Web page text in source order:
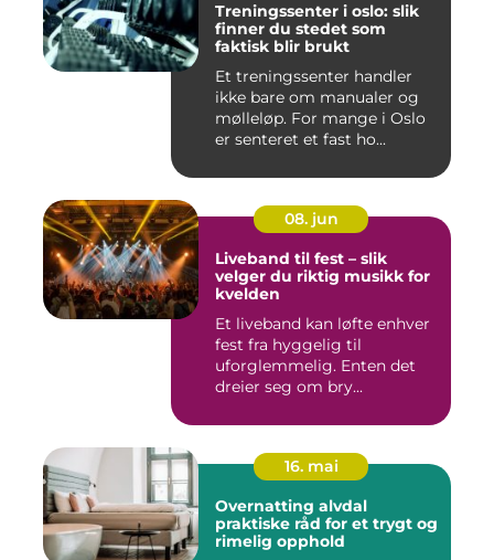
Treningssenter i oslo: slik
finner du stedet som
faktisk blir brukt
Et treningssenter handler
ikke bare om manualer og
mølleløp. For mange i Oslo
er senteret et fast ho...
08. jun
Liveband til fest – slik
velger du riktig musikk for
kvelden
Et liveband kan løfte enhver
fest fra hyggelig til
uforglemmelig. Enten det
dreier seg om bry...
16. mai
Overnatting alvdal
praktiske råd for et trygt og
rimelig opphold